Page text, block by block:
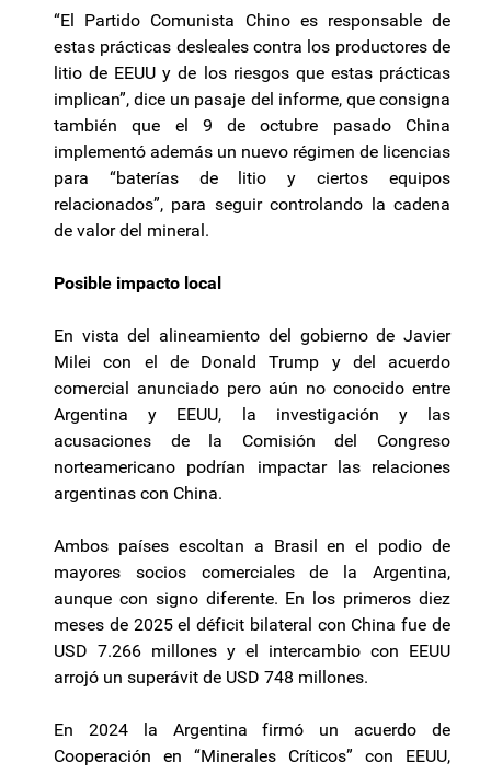
“El Partido Comunista Chino es responsable de
estas prácticas desleales contra los productores de
litio de EEUU y de los riesgos que estas prácticas
implican”, dice un pasaje del informe, que consigna
también que el 9 de octubre pasado China
implementó además un nuevo régimen de licencias
para “baterías de litio y ciertos equipos
relacionados”, para seguir controlando la cadena
de valor del mineral.
Posible impacto local
En vista del alineamiento del gobierno de Javier
Milei con el de Donald Trump y del acuerdo
comercial anunciado pero aún no conocido entre
Argentina y EEUU, la investigación y las
acusaciones de la Comisión del Congreso
norteamericano podrían impactar las relaciones
argentinas con China.
Ambos países escoltan a Brasil en el podio de
mayores socios comerciales de la Argentina,
aunque con signo diferente. En los primeros diez
meses de 2025 el déficit bilateral con China fue de
USD 7.266 millones y el intercambio con EEUU
arrojó un superávit de USD 748 millones.
En 2024 la Argentina firmó un acuerdo de
Cooperación en “Minerales Críticos” con EEUU,